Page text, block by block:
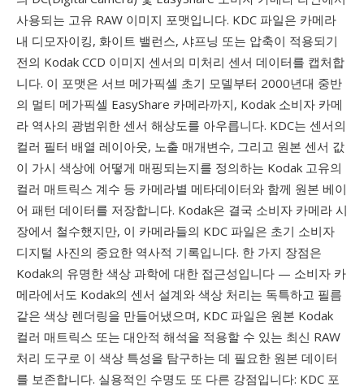
사용되는 고유 RAW 이미지 포맷입니다. KDC 파일은 카메라
내 디모자이킹, 화이트 밸런스, 샤프닝 또는 압축이 적용되기
전의 Kodak CCD 이미지 센서의 미처리 센서 데이터를 캡처합
니다. 이 포맷은 서브 메가픽셀 초기 모델부터 2000년대 중반
의 멀티 메가픽셀 EasyShare 카메라까지, Kodak 소비자 카메
라 역사의 광범위한 센서 해상도를 아우릅니다. KDC는 센서의
컬러 필터 배열 레이아웃, 노출 매개변수, 그리고 원본 센서 값
이 가시 색상에 어떻게 매핑되는지를 정의하는 Kodak 고유의
컬러 매트릭스 계수 등 카메라별 메타데이터와 함께 원본 베이
어 패턴 데이터를 저장합니다. Kodak은 결국 소비자 카메라 시
장에서 철수했지만, 이 카메라들의 KDC 파일은 초기 소비자
디지털 사진의 중요한 역사적 기록입니다. 한 가지 장점은
Kodak의 유명한 색상 과학에 대한 접근성입니다 — 소비자 카
메라에서도 Kodak의 센서 설계와 색상 처리는 독특하고 필름
같은 색상 렌더링을 만들어냈으며, KDC 파일은 원본 Kodak
컬러 매트릭스 또는 대안적 해석을 적용할 수 있는 최신 RAW
처리 도구로 이 색상 특성을 탐구하는 데 필요한 원본 데이터
를 보존합니다. 실용적인 수명도 또 다른 강점입니다: KDC 포